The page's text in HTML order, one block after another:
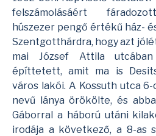
felszámolásáért
húszezer pengő értékű ház-
Szentgotthárdra, hogy azt
mai József Attila
építtetett, amit ma is
város lakói. A Kossuth utca 6-
nevű lánya örökölte, és
Gáborral a háború utáni
irodája a következő, a 8-as